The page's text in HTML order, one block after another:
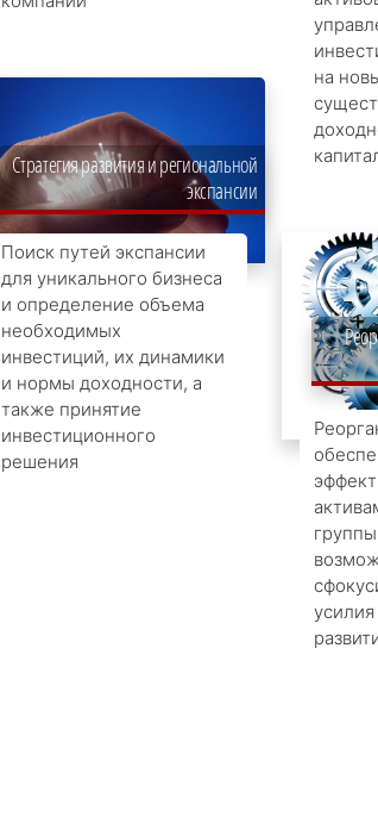
на
Стратегия развития и региональной
экспансии
Поиск путей экспансии
для уникального бизнеса
и определение объема
необходимых
инвестиций, их динамики
и нормы доходности, а
также принятие
инвестиционного
решения